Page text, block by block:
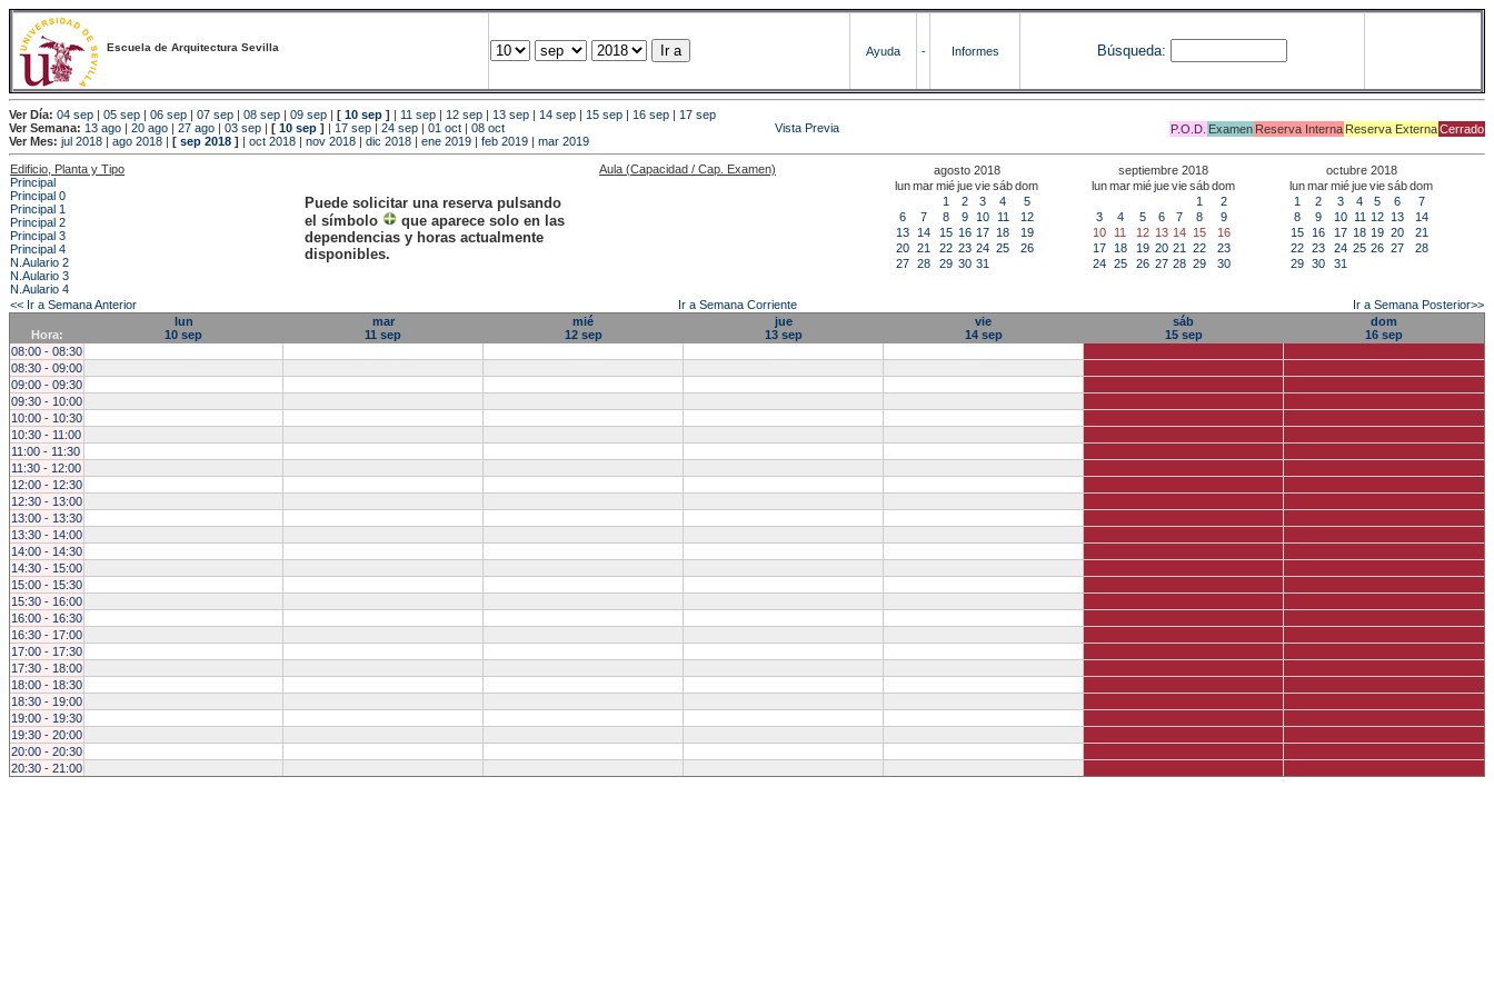
Escuela de Arquitectura Sevilla Ayuda - Informes Búsqueda:
Ver Día: 04 sep | 05 sep | 06 sep | 07 sep | 08 sep | 09 sep | [ 10 sep ] | 11 sep | 12 sep | 13 sep | 14 sep | 15 sep | 16 sep | 17 sep
Ver Semana: 13 ago | 20 ago | 27 ago | 03 sep | [ 10 sep ] | 17 sep | 24 sep | 01 oct | 08 oct P.O.D. Examen Reserva Interna Reserva ExternaCerrado
Vista Previa
Ver Mes: jul 2018 | ago 2018 | [ sep 2018 ] | oct 2018 | nov 2018 | dic 2018 | ene 2019 | feb 2019 | mar 2019
Edificio, Planta y Tipo
Principal
Principal 0
Principal 1
Principal 2
Principal 3
Principal 4
N.Aulario 2
N.Aulario 3
N.Aulario 4
Puede solicitar una reserva pulsando
el símbolo
que aparece solo en las
dependencias y horas actualmente
disponibles.
Aula (Capacidad / Cap. Examen)
agosto 2018
lunmarmiéjueviesábdom
1
2 3 4
5
6
7 8 9 10 11
12
13
14 15 16 17 18
19
20 21 22 23 24 25
26
27 28 29 30 31
septiembre 2018
lunmarmiéjueviesábdom
1
2
3
4 5 6 7 8
9
10
11 12 13 14 15
16
17
18 19 20 21 22
23
24 25 26 27 28 29 30
octubre 2018
lunmarmiéjueviesábdom
1
2 3 4 5 6
7
8
9 10 11 12 13
14
15
16 17 18 19 20
21
22 23 24 25 26 27
28
29 30 31
<< Ir a Semana Anterior Ir a Semana Corriente Ir a Semana Posterior>>
Hora:
lun
10 sep
mar
11 sep
mié
12 sep
jue
13 sep
vie
14 sep
sáb
15 sep
dom
16 sep
08:00 - 08:30
08:30 - 09:00
09:00 - 09:30
09:30 - 10:00
10:00 - 10:30
10:30 - 11:00
11:00 - 11:30
11:30 - 12:00
12:00 - 12:30
12:30 - 13:00
13:00 - 13:30
13:30 - 14:00
14:00 - 14:30
14:30 - 15:00
15:00 - 15:30
15:30 - 16:00
16:00 - 16:30
16:30 - 17:00
17:00 - 17:30
17:30 - 18:00
18:00 - 18:30
18:30 - 19:00
19:00 - 19:30
19:30 - 20:00
20:00 - 20:30
20:30 - 21:00